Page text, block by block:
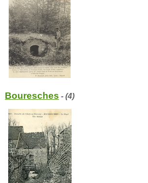
Bouresches - (4)